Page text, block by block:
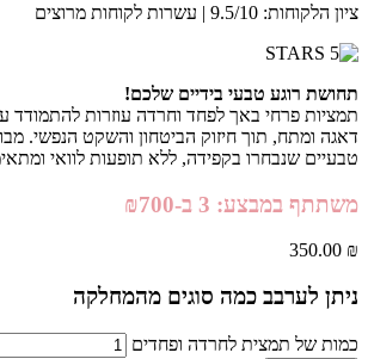
ציון הלקוחות: 9.5/10 | עשרות לקוחות מרוצים
תחושת רוגע טבעי בידיים שלכם!
תמציות פרחי באך לפחד וחרדה עוזרות
דאגה ומתח, תוך חיזוק הביטחון והשקט הנפשי.
טבעיים שנבחרו בקפידה, ללא תופעות לוואי
משתתף במבצע: 3 ב-₪700
350.00 ₪
ניתן לערבב כמה סוגים מהמחלקה
כמות של תמצית לחרדה ופחדים